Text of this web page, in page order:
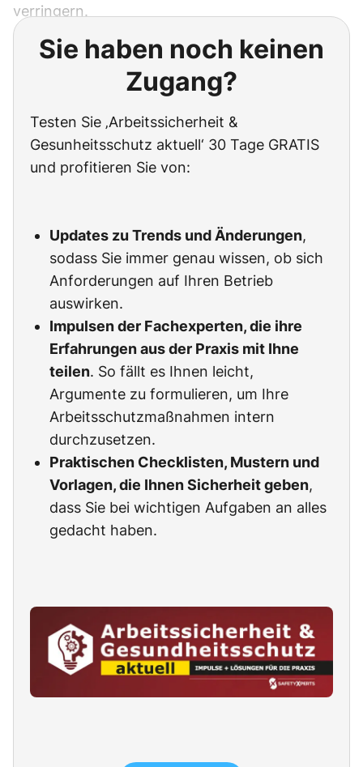
verringern.
Sie haben noch keinen
Zugang?
Testen Sie ‚Arbeitssicherheit &
Gesunheitsschutz aktuell‘ 30 Tage GRATIS
und profitieren Sie von:
Updates zu Trends und Änderungen,
sodass Sie immer genau wissen, ob sich
Anforderungen auf Ihren Betrieb
auswirken.
Impulsen der Fachexperten, die ihre
Erfahrungen aus der Praxis mit Ihne
teilen. So fällt es Ihnen leicht,
Argumente zu formulieren, um Ihre
Arbeitsschutzmaßnahmen intern
durchzusetzen.
Praktischen Checklisten, Mustern und
Vorlagen, die Ihnen Sicherheit geben,
dass Sie bei wichtigen Aufgaben an alles
gedacht haben.